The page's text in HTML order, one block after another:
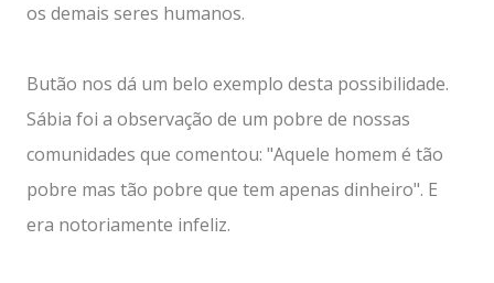
os demais seres humanos.
Butão nos dá um belo exemplo desta possibilidade.
Sábia foi a observação de um pobre de nossas
comunidades que comentou: "Aquele homem é tão
pobre mas tão pobre que tem apenas dinheiro". E
era notoriamente infeliz.